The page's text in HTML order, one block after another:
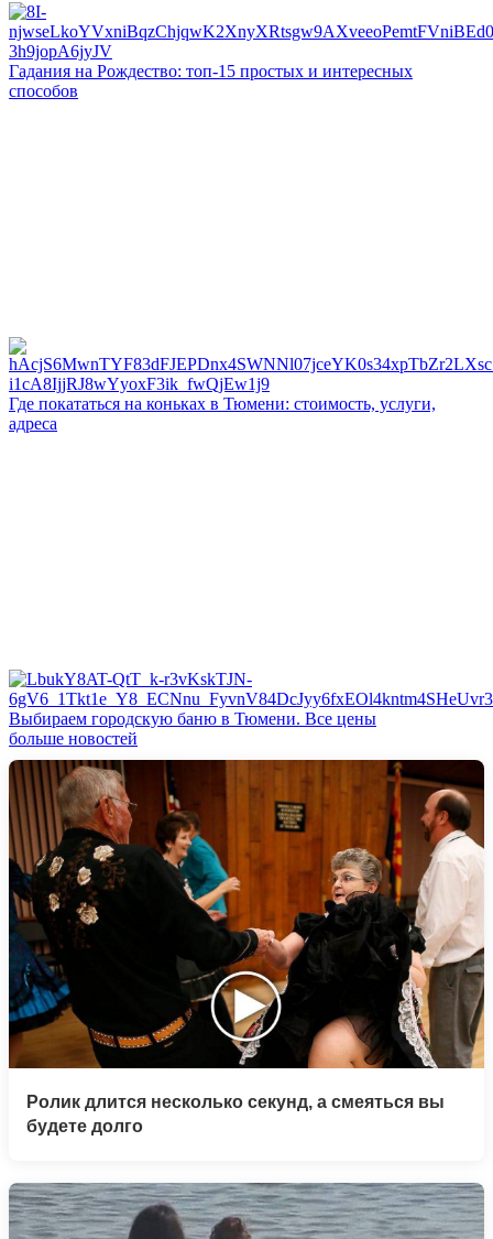
Гадания на Рождество: топ-15 простых и интересных
способов
Где покататься на коньках в Тюмени: стоимость, услуги,
адреса
Выбираем городскую баню в Тюмени. Все цены
больше новостей
Ролик длится несколько секунд, а смеяться вы
будете долго